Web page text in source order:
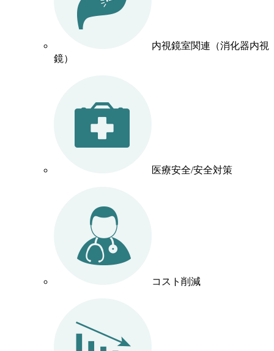
内視鏡室関連（消化器内視
鏡）
医療安全/安全対策
コスト削減